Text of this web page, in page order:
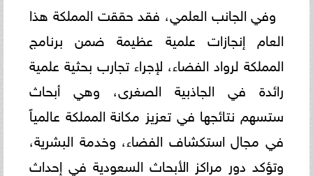
وفي الجانب العلمي، فقد حققت المملكة هذا
العام إنجازات علمية عظيمة ضمن برنامج
المملكة لرواد الفضاء، لإجراء تجارب بحثية علمية
رائدة في الجاذبية الصغرى، وهي أبحاث
ستسهم نتائجها في تعزيز مكانة المملكة عالمياً
في مجال استكشاف الفضاء، وخدمة البشرية،
وتؤكد دور مراكز الأبحاث السعودية في إحداث